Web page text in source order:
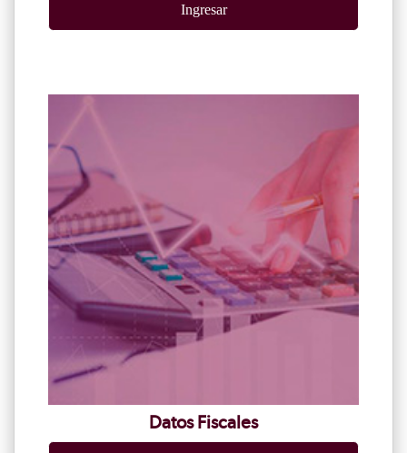
Ingresar
Datos Fiscales